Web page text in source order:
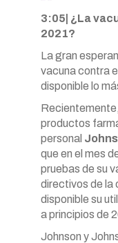
3:05| ¿La
2021?
La gran
vacuna contra
disponible lo
productos
personal
que en el mes
pruebas de su
directivos de la
disponible su
a principios de
Johnson y